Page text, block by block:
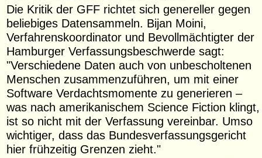
Die Kritik der GFF richtet sich genereller gegen
beliebiges Datensammeln. Bijan Moini,
Verfahrenskoordinator und Bevollmächtigter der
Hamburger Verfassungsbeschwerde sagt:
"Verschiedene Daten auch von unbescholtenen
Menschen zusammenzuführen, um mit einer
Software Verdachtsmomente zu generieren –
was nach amerikanischem Science Fiction klingt,
ist so nicht mit der Verfassung vereinbar. Umso
wichtiger, dass das Bundesverfassungsgericht
hier frühzeitig Grenzen zieht."